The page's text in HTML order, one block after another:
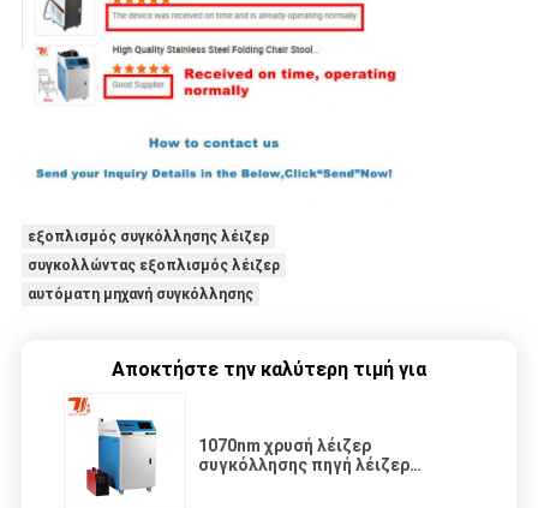
εξοπλισμός συγκόλλησης λέιζερ
συγκολλώντας εξοπλισμός λέιζερ
αυτόματη μηχανή συγκόλλησης
Αποκτήστε την καλύτερη τιμή για
1070nm χρυσή λέιζερ
συγκόλλησης πηγή λέιζερ